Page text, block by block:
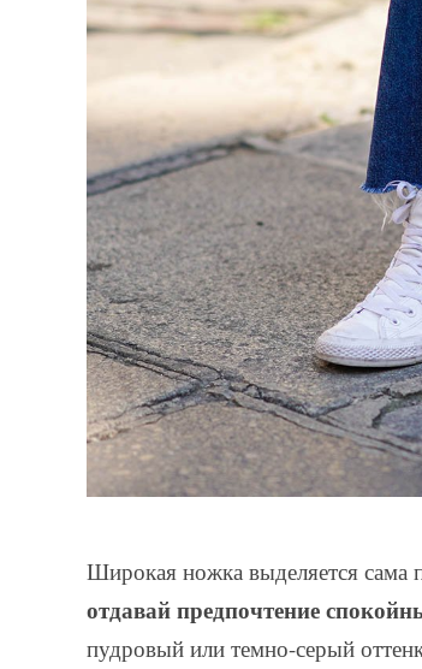
Широкая ножка выделяется сама
отдавай предпочтение
пудровый или темно-серый